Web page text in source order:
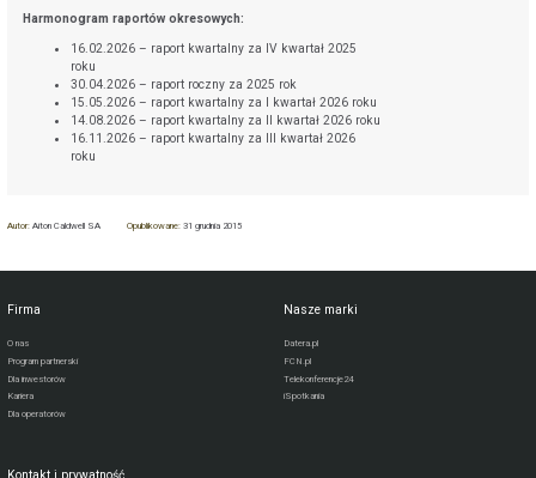
Harmonogram raportów okresowych:
16.02.2026 – raport kwartalny za IV kwartał 2025
roku
30.04.2026 – raport roczny za 2025 rok
15.05.2026 – raport kwartalny za I kwartał 2026 roku
14.08.2026 – raport kwartalny za II kwartał 2026 roku
16.11.2026 – raport kwartalny za III kwartał 2026
roku
Autor:Aiton Caldwell SA Opublikowane: 31 grudnia 2015
Firma
O nas
Program partnerski
Dla inwestorów
Kariera
Dla operatorów
Nasze marki
Datera.pl
FCN.pl
Telekonferencje24
iSpotkania
Kontakt i prywatność